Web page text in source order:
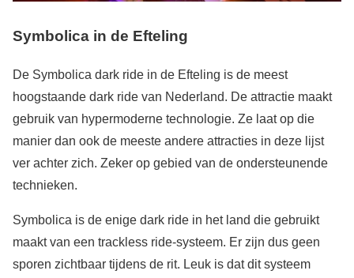
Symbolica in de Efteling
De Symbolica dark ride in de Efteling is de meest
hoogstaande dark ride van Nederland. De attractie maakt
gebruik van hypermoderne technologie. Ze laat op die
manier dan ook de meeste andere attracties in deze lijst
ver achter zich. Zeker op gebied van de ondersteunende
technieken.
Symbolica is de enige dark ride in het land die gebruikt
maakt van een trackless ride-systeem. Er zijn dus geen
sporen zichtbaar tijdens de rit. Leuk is dat dit systeem